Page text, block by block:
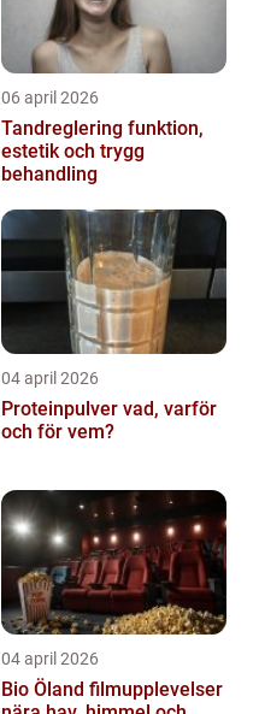
06 april 2026
Tandreglering funktion,
estetik och trygg
behandling
04 april 2026
Proteinpulver vad, varför
och för vem?
04 april 2026
Bio Öland filmupplevelser